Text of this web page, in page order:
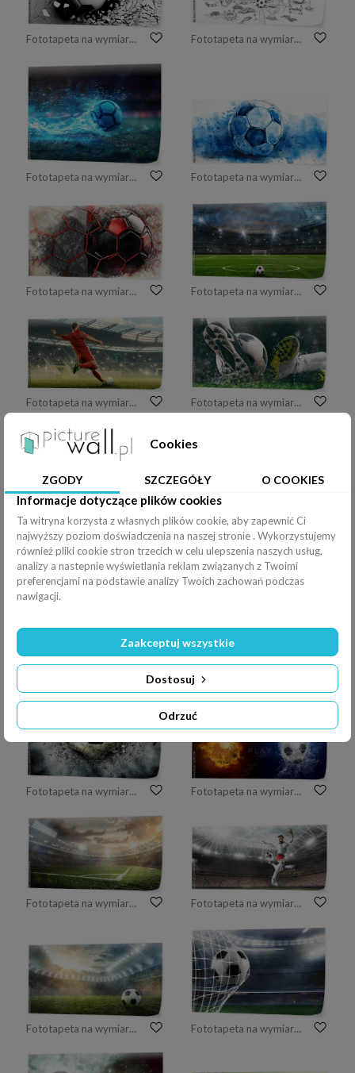
Fototapeta na wymiar piłka robiąca dziurę w ścianie, efekt 3d Fototapeta na wymiar soccer doodle, an imaginary illustration
Fototapeta na wymiar Dynamic soccer ball with blue energy trail on a field at night. Fototapeta na wymiar Blue watercolor soccer ball art print for creative wall decoration. Concept Home Decor, Wall Art, Soccer Theme, Watercolor Print, Blue Accents
Fototapeta na wymiar Black-red soccer ball and red goal net illustration combined pencil sketch and watercolor sketch. 3D illustration. 3D CG. High resolution. Fototapeta na wymiar piłka na zielonym polu na stadionie piłkarskim. gotowy do gry w środku pola
Fototapeta na wymiar Piłkarz w akcji. Biegnij z piłką. Stadion piłkarski z dopingującymi fanami Fototapeta na wymiar Futbolowa scena przy nocnym dopasowaniem z zakończeniem up piłka nożna but uderza piłkę z władzą
Fototapeta na wymiar ball on the green field at soccer stadium. ready for game in front of the soccer goal Fototapeta na wymiar Pattern with soccer symbols. Football club illustration.
Fototapeta na wymiar Experience the pulsating energy of tournament soccer as vibrant balls fly through the air, igniting excitement and drawing fans into a thrilling Fototapeta na wymiar soccer football black and white abstract art Stock Illustration
Fototapeta na wymiar 3d illustration of a soccer ball spewing smoke Fototapeta na wymiar Water drops and fire flames around soccer ball on the background
Fototapeta na wymiar Tła sportowe. Stadion piłkarski. Fototapeta na wymiar Piłkarz wykonuje grę akcji i bije piłkę na profesjonalnym stadionie. Gracz ma na sobie niemarkowy mundur sportowy.
Fototapeta na wymiar Piłka jest na stadionie piłkarskim na trawie Fototapeta na wymiar Piłka nożna zdobywa bramkę w sieci
Cookies
ZGODY SZCZEGÓŁY O COOKIES
Informacje dotyczące plików cookies
Ta witryna korzysta z własnych plików cookie, aby zapewnić Ci
najwyższy poziom doświadczenia na naszej stronie . Wykorzystujemy
również pliki cookie stron trzecich w celu ulepszenia naszych usług,
analizy a nastepnie wyświetlania reklam związanych z Twoimi
preferencjami na podstawie analizy Twoich zachowań podczas
nawigacji.
Odrzuć
Dostosuj
Zaakceptuj wszystkie